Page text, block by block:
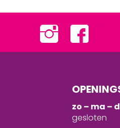
zo – ma –
gesloten